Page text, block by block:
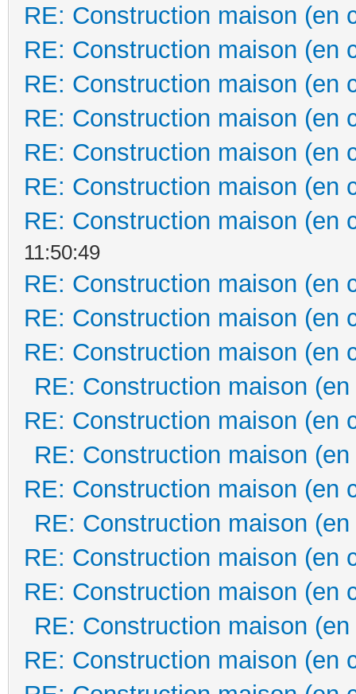
RE: Construction maison (en
RE: Construction maison (en
RE: Construction maison (en
RE: Construction maison (en
RE: Construction maison (en
RE: Construction maison (en
RE: Construction maison (en
11:50:49
RE: Construction maison (en
RE: Construction maison (en
RE: Construction maison (en
RE: Construction maison
RE: Construction maison (en
RE: Construction maison
RE: Construction maison (en
RE: Construction maison
RE: Construction maison (en
RE: Construction maison (en
RE: Construction maison
RE: Construction maison (en